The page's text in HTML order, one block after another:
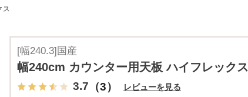
ス
[幅240.3]国産
幅240cm カウンター用天板 ハイフレックス
3.7 （3） レビューを見る